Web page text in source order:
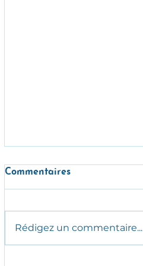
Commentaires
Rédigez un commentaire...